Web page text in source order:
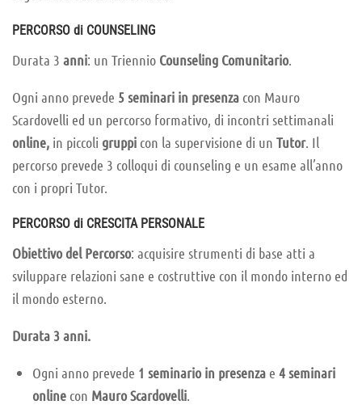
PERCORSO di COUNSELING
Durata 3 anni: un Triennio Counseling Comunitario.
Ogni anno prevede 5 seminari in presenza con Mauro
Scardovelli ed un percorso formativo, di incontri settimanali
online, in piccoli gruppi con la supervisione di un Tutor. Il
percorso prevede 3 colloqui di counseling e un esame all’anno
con i propri Tutor.
PERCORSO di CRESCITA PERSONALE
Obiettivo del Percorso: acquisire strumenti di base atti a
sviluppare relazioni sane e costruttive con il mondo interno ed
il mondo esterno.
Durata 3 anni.
Ogni anno prevede 1 seminario in presenza e 4 seminari
online con Mauro Scardovelli.